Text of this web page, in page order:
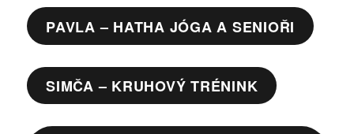
PAVLA – HATHA JÓGA A SENIOŘI
SIMČA – KRUHOVÝ TRÉNINK